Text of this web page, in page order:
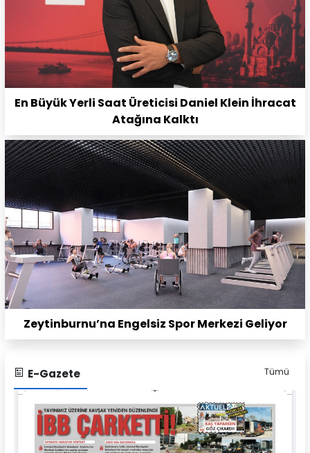
En Büyük Yerli Saat Üreticisi Daniel Klein İhracat
Atağına Kalktı
Zeytinburnu’na Engelsiz Spor Merkezi Geliyor
E-Gazete Tümü